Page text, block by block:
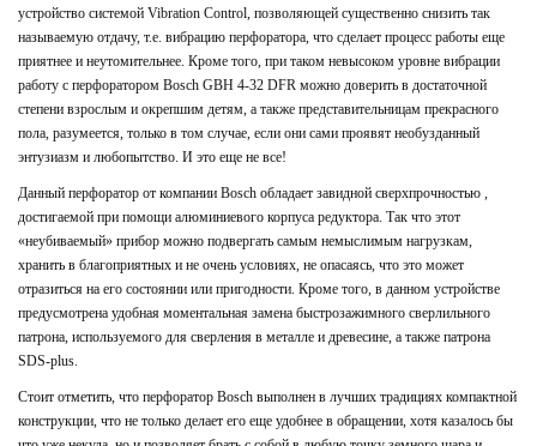
устройство системой Vibration Control, позволяющей существенно снизить так
называемую отдачу, т.е. вибрацию перфоратора, что сделает процесс работы еще
приятнее и неутомительнее. Кроме того, при таком невысоком уровне вибрации
работу с перфоратором Bosch GBH 4-32 DFR можно доверить в достаточной
степени взрослым и окрепшим детям, а также представительницам прекрасного
пола, разумеется, только в том случае, если они сами проявят необузданный
энтузиазм и любопытство. И это еще не все!
Данный перфоратор от компании Bosch обладает завидной сверхпрочностью ,
достигаемой при помощи алюминиевого корпуса редуктора. Так что этот
«неубиваемый» прибор можно подвергать самым немыслимым нагрузкам,
хранить в благоприятных и не очень условиях, не опасаясь, что это может
отразиться на его состоянии или пригодности. Кроме того, в данном устройстве
предусмотрена удобная моментальная замена быстрозажимного сверлильного
патрона, используемого для сверления в металле и древесине, а также патрона
SDS-plus.
Стоит отметить, что перфоратор Bosch выполнен в лучших традициях компактной
конструкции, что не только делает его еще удобнее в обращении, хотя казалось бы